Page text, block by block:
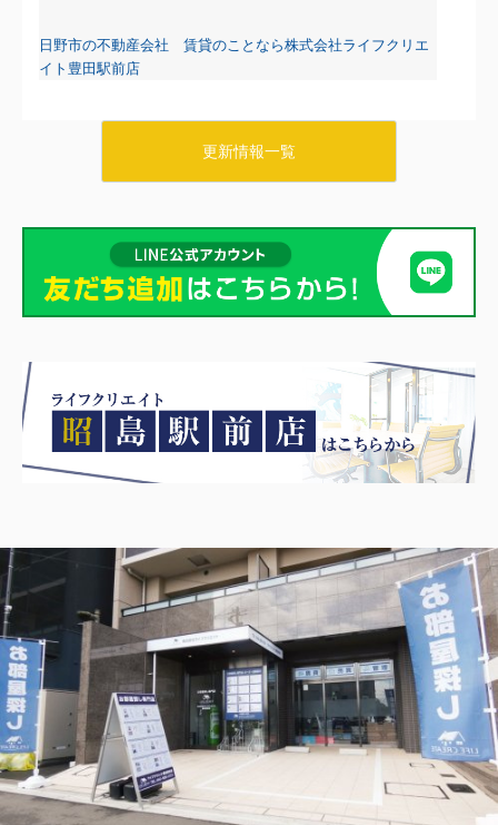
日野市の不動産会社 賃貸のことなら株式会社ライフクリエ
イト豊田駅前店
リブリ・タチカワ103
6.2万円
日野市の不動産会社 賃貸のことなら株式会社ライフクリエ
イト豊田駅前店
日野・豊田・八王子の賃貸物件情報をUPしました！
マーベリー石川205
7.8万円
東京都八王子市石川町984-1
中央線 日野駅 徒歩26分
物件詳細へ
日野市の不動産会社 賃貸のことなら株式会社ライフクリエ
イト豊田駅前店
更新情報一覧